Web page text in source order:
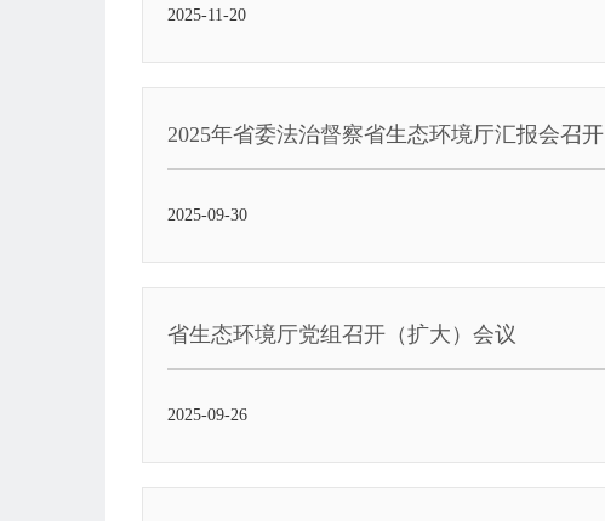
2025-11-20
2025年省委法治督察省生态环境厅汇报会召开
2025-09-30
省生态环境厅党组召开（扩大）会议
2025-09-26